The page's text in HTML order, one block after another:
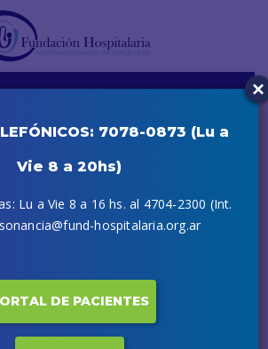
cardiológica
cardiológica
7078-0873 (Lu a
Vie 8 a 20hs)
Lu a Vie 8 a 16 hs. al 4704-2300 (Int.
hospitalaria.org.ar
DE PACIENTES
×